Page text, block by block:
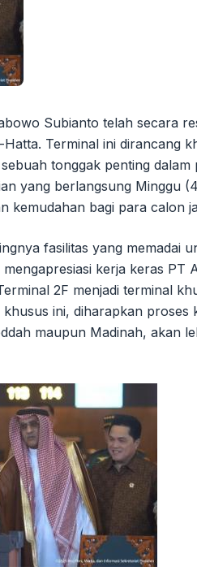
Subianto telah secara
Terminal ini dirancang
tonggak penting dalam
yang berlangsung Minggu
kemudahan bagi para calon
fasilitas yang memadai
kerja keras PT
2F menjadi terminal
ini, diharapkan proses
maupun Madinah, akan